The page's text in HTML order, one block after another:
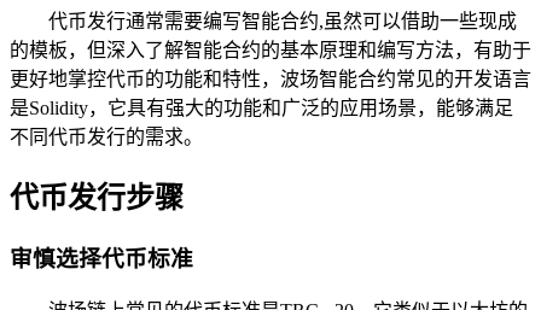
代币发行通常需要编写智能合约,虽然可以借助一些现成
的模板，但深入了解智能合约的基本原理和编写方法，有助于
更好地掌控代币的功能和特性，波场智能合约常见的开发语言
是Solidity，它具有强大的功能和广泛的应用场景，能够满足
不同代币发行的需求。
代币发行步骤
审慎选择代币标准